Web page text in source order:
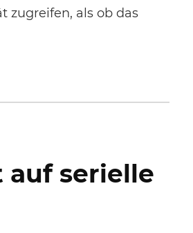
zugreifen, als ob das
auf serielle